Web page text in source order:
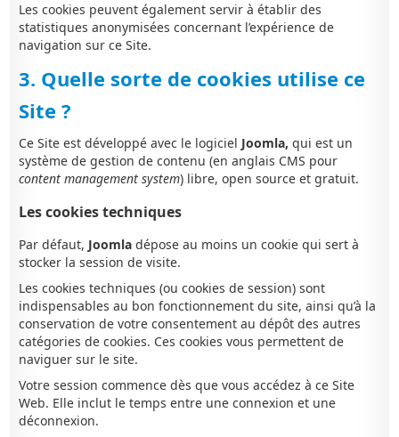
Les cookies peuvent également servir à établir des
statistiques anonymisées concernant l’expérience de
navigation sur ce Site.
3. Quelle sorte de cookies utilise ce
Site ?
Ce Site est développé avec le logiciel Joomla, qui est un
système de gestion de contenu (en anglais CMS pour
content management system) libre, open source et gratuit.
Les cookies techniques
Par défaut, Joomla dépose au moins un cookie qui sert à
stocker la session de visite.
Les cookies techniques (ou cookies de session) sont
indispensables au bon fonctionnement du site, ainsi qu’à la
conservation de votre consentement au dépôt des autres
catégories de cookies. Ces cookies vous permettent de
naviguer sur le site.
Votre session commence dès que vous accédez à ce Site
Web. Elle inclut le temps entre une connexion et une
déconnexion.